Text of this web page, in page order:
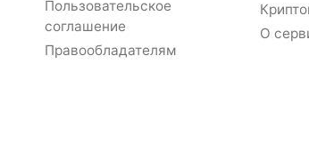
Пользовательское
соглашение
Правообладателям
О